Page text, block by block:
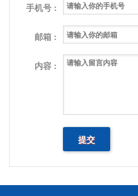
手机号 :
邮箱 :
内容 :